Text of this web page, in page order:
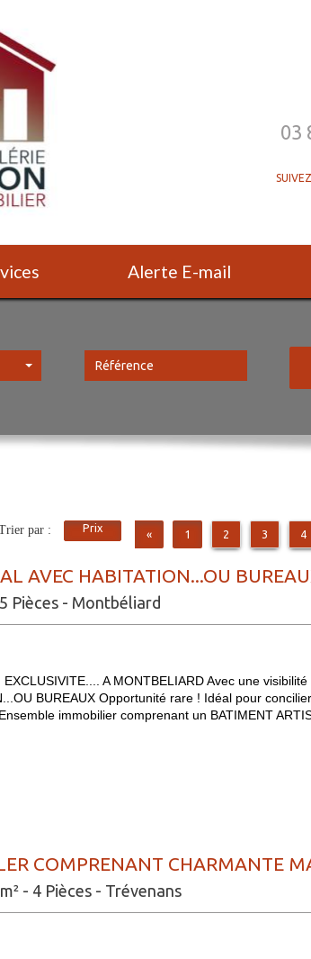
03
Alerte E-mail
« 1 2 3 4
par : Prix
AVEC HABITATION...OU
Pièces - Montbéliard
A MONTBELIARD Avec une
BUREAUX Opportunité rare ! Idéal pour
immobilier comprenant un BATIMENT
COMPRENANT CHARMANTE
- 4 Pièces - Trévenans